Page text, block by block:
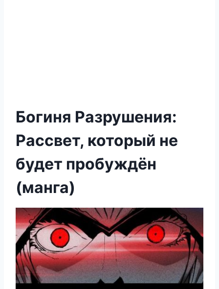
Богиня Разрушения:
Рассвет, который не
будет пробуждён
(манга)